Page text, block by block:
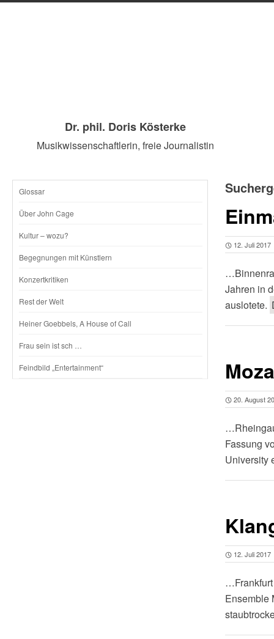
Dr. phil. Doris Kösterke
Musikwissenschaftlerin, freie Journalistin
SKIP
CONTENT
Glossar
Über John Cage
Kultur – wozu?
Begegnungen mit Künstlern
Konzertkritiken
Rest der Welt
Heiner Goebbels, A House of Call
Frau sein ist sch …
Feindbild „Entertainment“
12. Juli 2017
Jahren in
auslotete.
20. August
Fassung
University
12. Juli 2017
Ensemble